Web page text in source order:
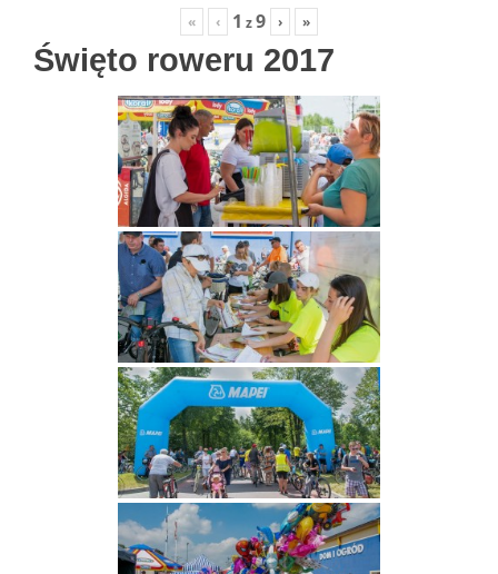
« ‹ 1 z9 › »
Święto roweru 2017